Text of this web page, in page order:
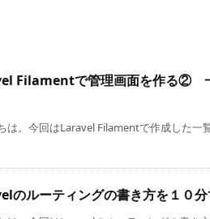
Filamentで管理画面を作る②
は。今回はLaravel Filamentで作成した一
のルーティングの書き方を１０